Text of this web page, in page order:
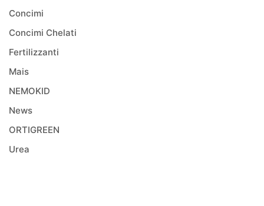
Concimi
Concimi Chelati
Fertilizzanti
Mais
NEMOKID
News
ORTIGREEN
Urea